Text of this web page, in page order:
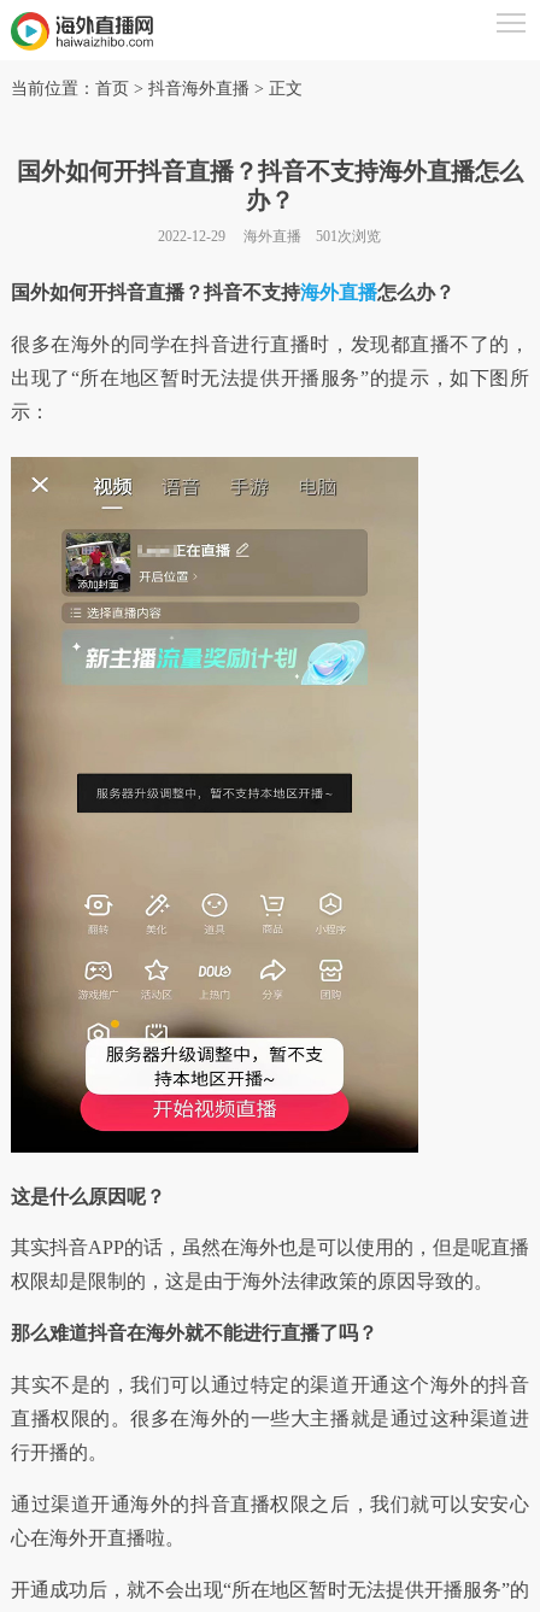
当前位置： 首页 > 抖音海外直播 > 正文
国外如何开抖音直播？抖音不支持海外直播怎么
办？
2022-12-29海外直播501次浏览
国外如何开抖音直播？抖音不支持海外直播怎么办？
很多在海外的同学在抖音进行直播时，发现都直播不了的，
出现了“所在地区暂时无法提供开播服务”的提示，如下图所
示：
这是什么原因呢？
其实抖音APP的话，虽然在海外也是可以使用的，但是呢直播
权限却是限制的，这是由于海外法律政策的原因导致的。
那么难道抖音在海外就不能进行直播了吗？
其实不是的，我们可以通过特定的渠道开通这个海外的抖音
直播权限的。很多在海外的一些大主播就是通过这种渠道进
行开播的。
通过渠道开通海外的抖音直播权限之后，我们就可以安安心
心在海外开直播啦。
开通成功后，就不会出现“所在地区暂时无法提供开播服务”的